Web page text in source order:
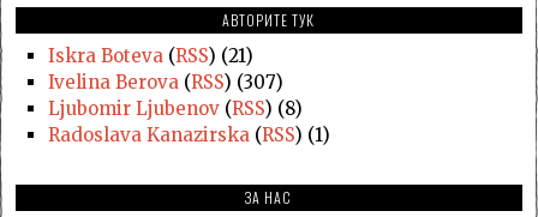
АВТОРИТЕ ТУК
Iskra Boteva (RSS) (21)
Ivelina Berova (RSS) (307)
Ljubomir Ljubenov(RSS) (8)
Radoslava Kanazirska (RSS) (1)
ЗА НАС